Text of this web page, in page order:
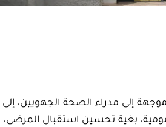
إلى مدراء الصحة الجهويين،
بغية تحسين استقبال المرضى،